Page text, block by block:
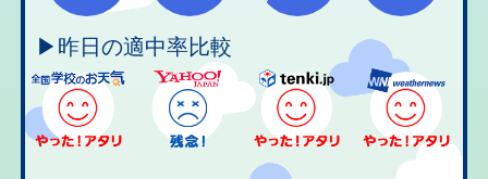
▶昨日の適中率比較